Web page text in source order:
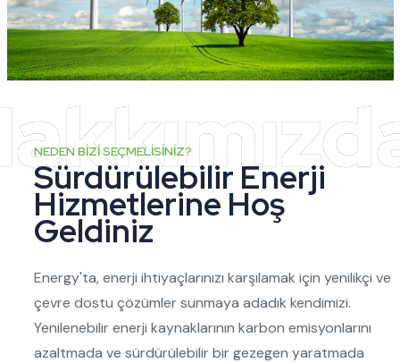
NEDEN BIZI SEÇMELISINIZ?
Sürdürülebilir Enerji
Hizmetlerine Hoş
Geldiniz
Energy'ta, enerji ihtiyaçlarınızı karşılamak için yenilikçi ve
çevre dostu çözümler sunmaya adadık kendimizi.
Yenilenebilir enerji kaynaklarının karbon emisyonlarını
azaltmada ve sürdürülebilir bir gezegen yaratmada